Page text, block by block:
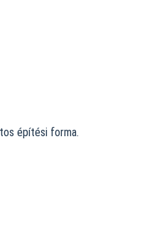
építési forma.